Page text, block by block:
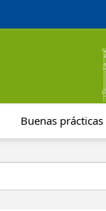
Buenas prácticas